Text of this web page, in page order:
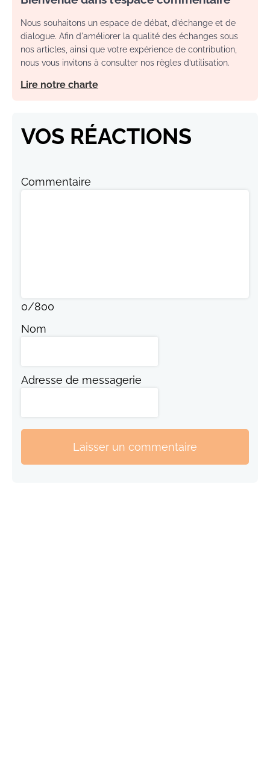
Nous souhaitons un espace de débat, d’échange et de
dialogue. Afin d'améliorer la qualité des échanges sous
nos articles, ainsi que votre expérience de contribution,
nous vous invitons à consulter nos règles d’utilisation.
Lire notre charte
VOS RÉACTIONS
Commentaire
0/800
Nom
Adresse de messagerie
Laisser un commentaire